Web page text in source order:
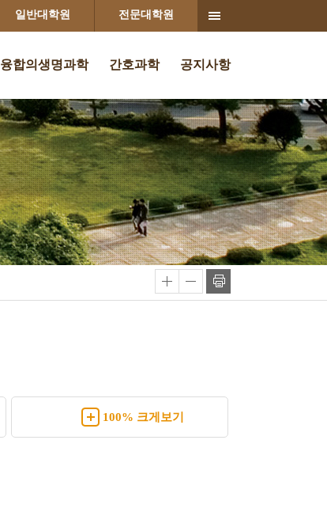
일반대학원 전문대학원
융합의생명과학 간호과학 공지사항
100% 크게보기